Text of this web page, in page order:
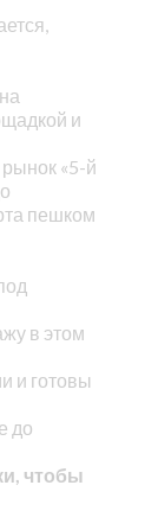
и
«5-й
пешком
в этом
и готовы
до
чтобы